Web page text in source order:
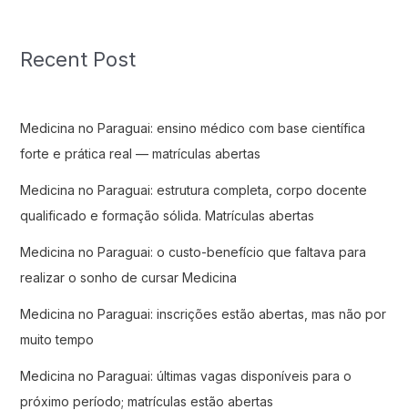
Recent Post
Medicina no Paraguai: ensino médico com base científica
forte e prática real — matrículas abertas
Medicina no Paraguai: estrutura completa, corpo docente
qualificado e formação sólida. Matrículas abertas
Medicina no Paraguai: o custo-benefício que faltava para
realizar o sonho de cursar Medicina
Medicina no Paraguai: inscrições estão abertas, mas não por
muito tempo
Medicina no Paraguai: últimas vagas disponíveis para o
próximo período; matrículas estão abertas